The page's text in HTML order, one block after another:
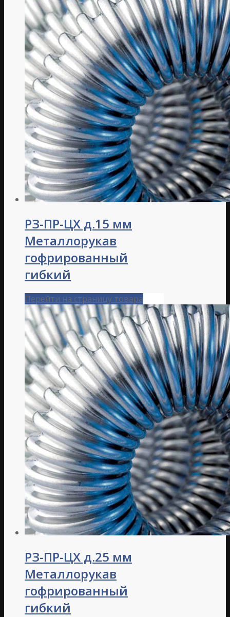
РЗ-ПР-ЦХ д.15 мм
Металлорукав
гофрированный
гибкий
Перейти на страницу товара
РЗ-ПР-ЦХ д.25 мм
Металлорукав
гофрированный
гибкий